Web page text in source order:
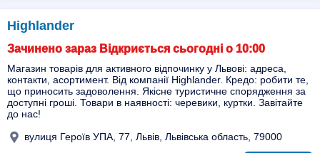
Highlander
Зачинено зараз Відкриється сьогодні о 10:00
Магазин товарів для активного відпочинку у Львові: адреса,
контакти, асортимент. Від компанії Highlander. Кредо: робити те,
що приносить задоволення. Якісне туристичне спорядження за
доступні гроші. Товари в наявності: черевики, куртки. Завітайте
до нас!
вулиця Героїв УПА, 77, Львів, Львівська область, 79000